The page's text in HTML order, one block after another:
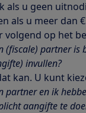
als u geen
als u meer dan
volgend op het
(fiscale) partner is
invullen?
kan. U kunt
partner en ik
aangifte te